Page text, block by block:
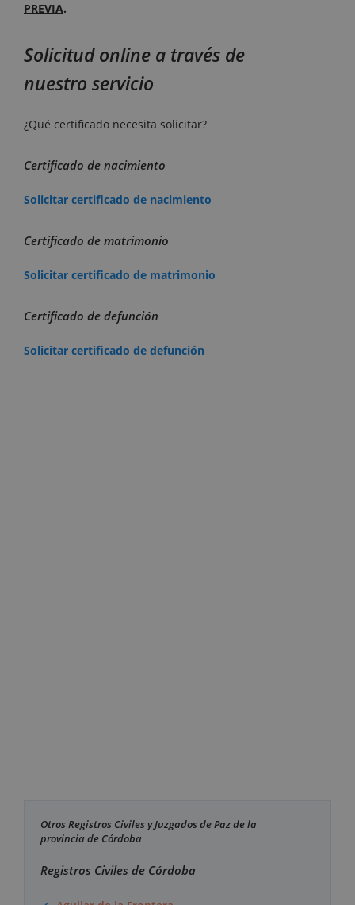
PREVIA.
Solicitud online a través de
nuestro servicio
¿Qué certificado necesita solicitar?
Certificado de nacimiento
Solicitar certificado de nacimiento
Certificado de matrimonio
Solicitar certificado de matrimonio
Certificado de defunción
Solicitar certificado de defunción
Otros Registros Civiles y Juzgados de Paz de la
provincia de Córdoba
Registros Civiles de Córdoba